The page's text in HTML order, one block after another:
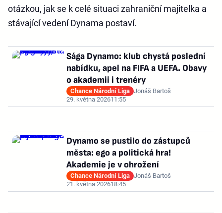
otázkou, jak se k celé situaci zahraniční majitelka a
stávající vedení Dynama postaví.
Sága Dynamo: klub chystá poslední
nabídku, apel na FIFA a UEFA. Obavy
o akademii i trenéry
Chance Národní Liga Jonáš Bartoš
29. května 202611:55
Dynamo se pustilo do zástupců
města: ego a politická hra!
Akademie je v ohrožení
Chance Národní Liga Jonáš Bartoš
21. května 202618:45